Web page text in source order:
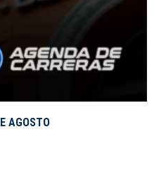
AGOSTO